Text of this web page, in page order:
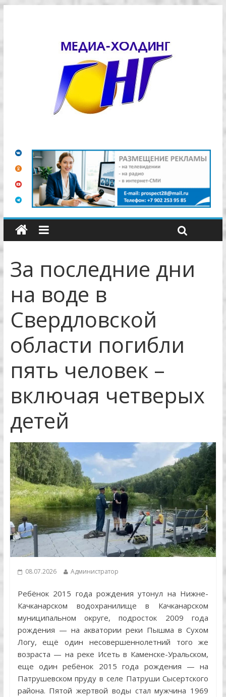
За последние дни
на воде в
Свердловской
области погибли
пять человек –
включая четверых
детей
08.07.2026 Администратор
Ребёнок 2015 года рождения утонул на Нижне-
Качканарском водохранилище в Качканарском
муниципальном округе, подросток 2009 года
рождения — на акватории реки Пышма в Сухом
Логу, ещё один несовершеннолетний того же
возраста — на реке Исеть в Каменске-Уральском,
еще один ребёнок 2015 года рождения — на
Патрушевском пруду в селе Патруши Сысертского
района. Пятой жертвой воды стал мужчина 1969